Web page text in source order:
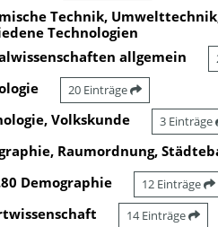
Technik,
Technologien
allgemein
20 Einträge
Volkskunde 3 Einträge
Raumordnung,
Demographie 12 Einträge
14 Einträge